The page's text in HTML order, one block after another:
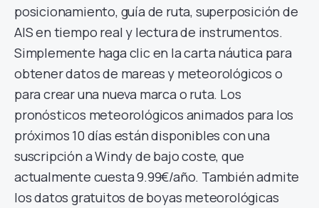
posicionamiento, guía de ruta, superposición de
AIS en tiempo real y lectura de instrumentos.
Simplemente haga clic en la carta náutica para
obtener datos de mareas y meteorológicos o
para crear una nueva marca o ruta. Los
pronósticos meteorológicos animados para los
próximos 10 días están disponibles con una
suscripción a Windy de bajo coste, que
actualmente cuesta 9.99€/año. También admite
los datos gratuitos de boyas meteorológicas